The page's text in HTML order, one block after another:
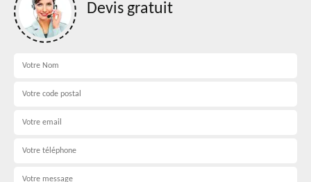
Devis gratuit